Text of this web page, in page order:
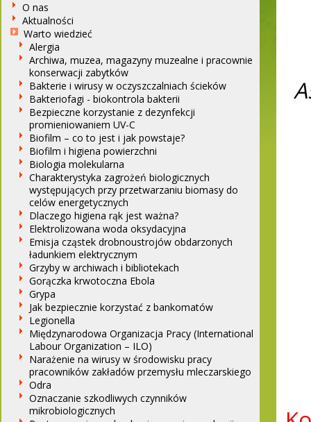
O nas
Aktualności
Warto wiedzieć
Alergia
Archiwa, muzea, magazyny muzealne i pracownie
konserwacji zabytków
Bakterie i wirusy w oczyszczalniach ścieków
Bakteriofagi - biokontrola bakterii
Bezpieczne korzystanie z dezynfekcji
promieniowaniem UV-C
Biofilm – co to jest i jak powstaje?
Biofilm i higiena powierzchni
Biologia molekularna
Charakterystyka zagrożeń biologicznych
występujących przy przetwarzaniu biomasy do
celów energetycznych
Dlaczego higiena rąk jest ważna?
Elektrolizowana woda oksydacyjna
Emisja cząstek drobnoustrojów obdarzonych
ładunkiem elektrycznym
Grzyby w archiwach i bibliotekach
Gorączka krwotoczna Ebola
Grypa
Jak bezpiecznie korzystać z bankomatów
Legionella
Międzynarodowa Organizacja Pracy (International
Labour Organization – ILO)
Narażenie na wirusy w środowisku pracy
pracowników zakładów przemysłu mleczarskiego
Odra
Oznaczanie szkodliwych czynników
mikrobiologicznych